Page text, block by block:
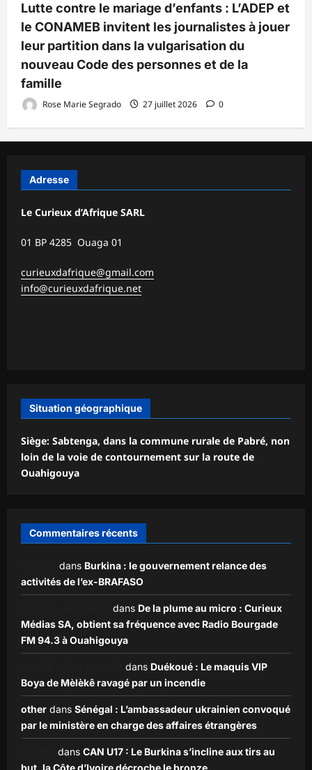
Lutte contre le mariage d’enfants : L’ADEP et
le CONAMEB invitent les journalistes à jouer
leur partition dans la vulgarisation du
nouveau Code des personnes et de la
famille
Rose Marie Segrado 27 juillet 2026 0
Adresse
Le Curieux d’Afrique SARL
01 BP 4285 Ouaga 01
curieuxdafrique@gmail.com
info@curieuxdafrique.net
Situation géographique
Siège: Sabtenga, dans la commune rurale de Pabré, non
loin de la voie de contournement sur la route de
Ouahigouya
Commentaires récents
dans Burkina : le gouvernement relance des
activités de l’ex-BRAFASO
dans De la plume au micro : Curieux
Médias SA, obtient sa fréquence avec Radio Bourgade
FM 94.3 à Ouahigouya
dans Duékoué : Le maquis VIP
Boya de Mèlèkê ravagé par un incendie
other dans Sénégal : L’ambassadeur ukrainien convoqué
par le ministère en charge des affaires étrangères
dans CAN U17 : Le Burkina s’incline aux tirs au
but, la Côte d’Ivoire décroche le bronze